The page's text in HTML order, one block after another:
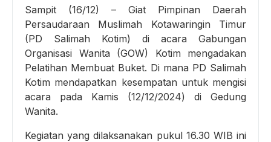
Sampit (16/12) – Giat Pimpinan Daerah
Persaudaraan Muslimah Kotawaringin Timur
(PD Salimah Kotim) di acara Gabungan
Organisasi Wanita (GOW) Kotim mengadakan
Pelatihan Membuat Buket. Di mana PD Salimah
Kotim mendapatkan kesempatan untuk mengisi
acara pada Kamis (12/12/2024) di Gedung
Wanita.
Kegiatan yang dilaksanakan pukul 16.30 WIB ini